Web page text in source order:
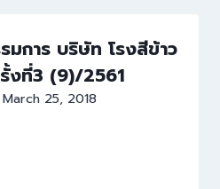
มการ บริษัท โรงสีข้าว
งที่3 (9)/2561
March 25, 2018